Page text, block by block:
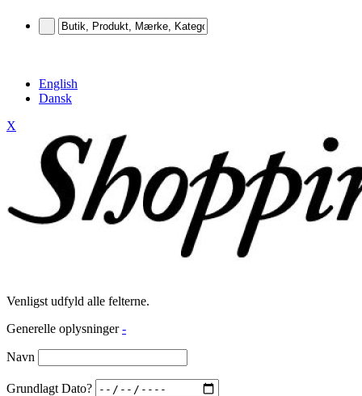
English
Dansk
X
Venligst udfyld alle felterne.
Generelle oplysninger -
Navn
Grundlagt Dato?